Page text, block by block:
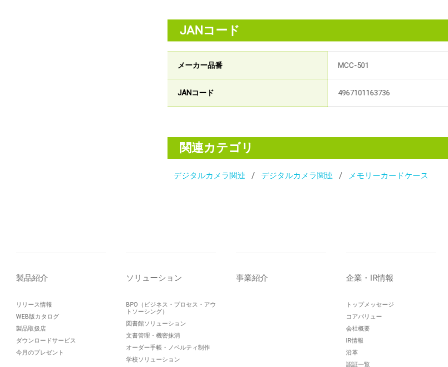
JANコード
メーカー品番 MCC-501
JANコード 4967101163736
関連カテゴリ
デジタルカメラ関連 デジタルカメラ関連 メモリーカードケース
製品紹介
リリース情報
WEB版カタログ
製品取扱店
ダウンロードサービス
今月のプレゼント
ソリューション
BPO（ビジネス・プロセス・アウ
トソーシング）
図書館ソリューション
文書管理・機密抹消
オーダー手帳・ノベルティ制作
学校ソリューション
事業紹介 企業・IR情報
トップメッセージ
コアバリュー
会社概要
IR情報
沿革
認証一覧